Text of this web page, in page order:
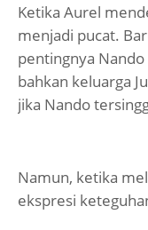
Ketika Aurel
menjadi pucat.
pentingnya
bahkan keluarga
jika Nando
Namun, ketika
ekspresi